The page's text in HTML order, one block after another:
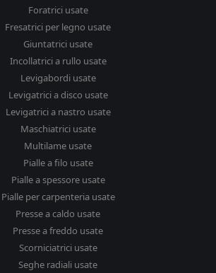
Foratrici usate
Fresatrici per legno usate
Giuntatrici usate
Incollatrici a rullo usate
Levigabordi usate
Levigatrici a disco usate
Levigatrici a nastro usate
Maschiatrici usate
Multilame usate
Pialle a filo usate
Pialle a spessore usate
Pialle per carpenteria usate
Presse a caldo usate
Presse a freddo usate
Scorniciatrici usate
Seghe radiali usate